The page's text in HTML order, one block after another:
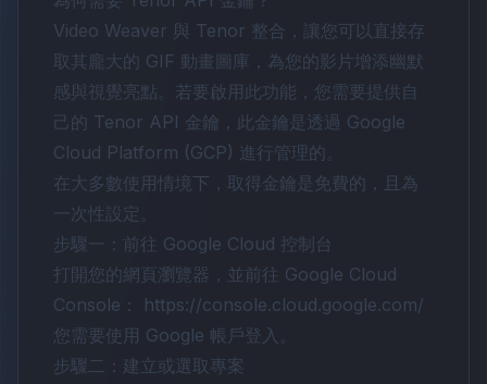
Video Weaver 與 Tenor 整合，讓您可以直接存
取其龐大的 GIF 動畫圖庫，為您的影片增添幽默
感與視覺亮點。若要啟用此功能，您需要提供自
己的 Tenor API 金鑰，此金鑰是透過 Google
Cloud Platform (GCP) 進行管理的。
在大多數使用情境下，取得金鑰是免費的，且為
一次性設定。
步驟一：前往 Google Cloud 控制台
打開您的網頁瀏覽器，並前往 Google Cloud
Console： https://console.cloud.google.com/
您需要使用 Google 帳戶登入。
步驟二：建立或選取專案